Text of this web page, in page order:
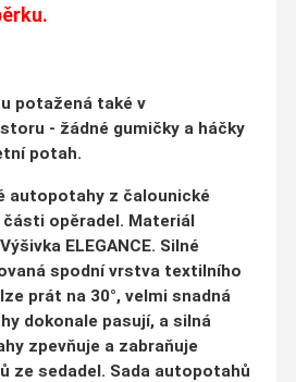
potažená také v
- žádné gumičky a háčky
potah.
autopotahy z čalounické
opěradel. Materiál
ELEGANCE. Silné
spodní vrstva textilního
prát na 30°, velmi snadná
dokonale pasují, a silná
zpevňuje a zabraňuje
ze sedadel. Sada autopotahů